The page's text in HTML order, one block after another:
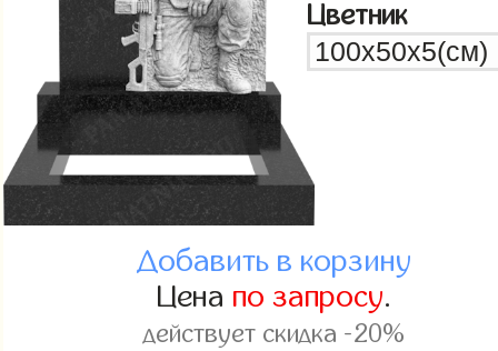
Цветник
Добавить в корзину
Цена по запросу.
действует скидка -20%